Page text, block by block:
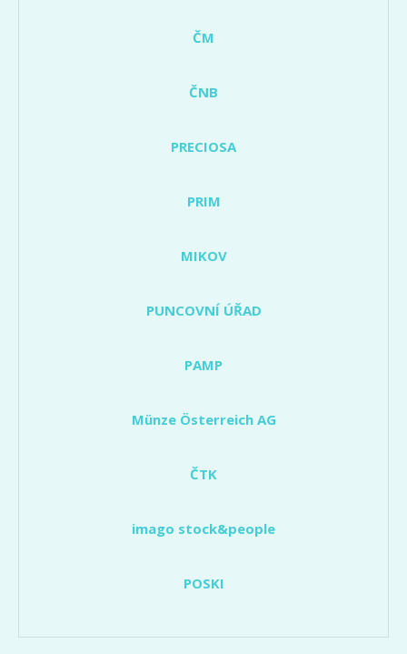
ČM
ČNB
PRECIOSA
PRIM
MIKOV
PUNCOVNÍ ÚŘAD
PAMP
Münze Österreich AG
ČTK
imago stock&people
POSKI